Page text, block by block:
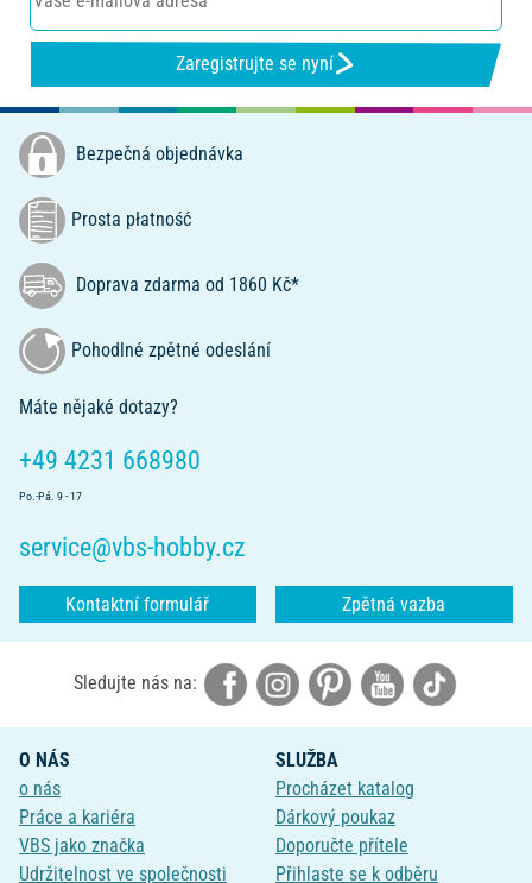
Zaregistrujte se nyní
Bezpečná objednávka
Prosta płatność
Doprava zdarma od 1860 Kč*
Pohodlné zpětné odeslání
Máte nějaké dotazy?
+49 4231 668980
Po.-Pá. 9 - 17
service@vbs-hobby.cz
Kontaktní formulář Zpětná vazba
Sledujte nás na:
O NÁS
o nás
Práce a kariéra
VBS jako značka
Udržitelnost ve společnosti
SLUŽBA
Procházet katalog
Dárkový poukaz
Doporučte přítele
Přihlaste se k odběru